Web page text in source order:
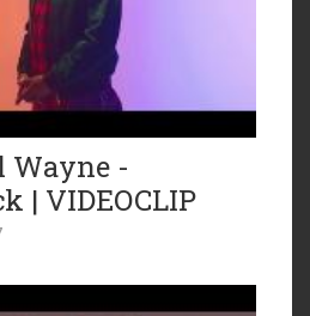
Wayne -
| VIDEOCLIP